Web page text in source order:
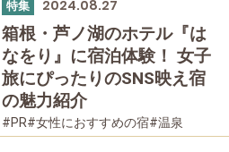
特集 2024.08.27
箱根・芦ノ湖のホテル『は
なをり』に宿泊体験！ 女子
旅にぴったりのSNS映え宿
の魅力紹介
#PR#女性におすすめの宿#温泉
#友人グループで#宿泊#グルメ